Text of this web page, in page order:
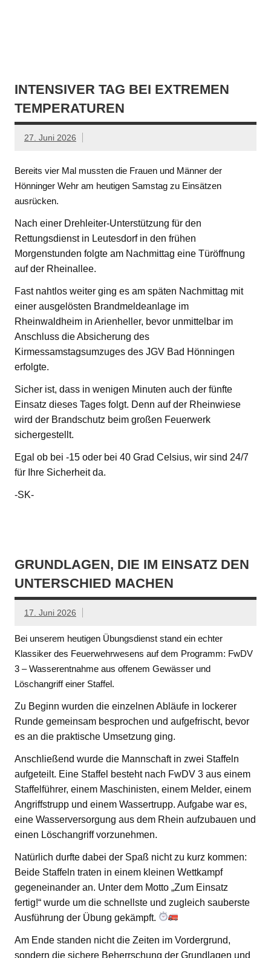
INTENSIVER TAG BEI EXTREMEN
TEMPERATUREN
27. Juni 2026
Bereits vier Mal mussten die Frauen und Männer der
Hönninger Wehr am heutigen Samstag zu Einsätzen
ausrücken.
Nach einer Drehleiter-Unterstützung für den
Rettungsdienst in Leutesdorf in den frühen
Morgenstunden folgte am Nachmittag eine Türöffnung
auf der Rheinallee.
Fast nahtlos weiter ging es am späten Nachmittag mit
einer ausgelösten Brandmeldeanlage im
Rheinwaldheim in Arienheller, bevor unmittelbar im
Anschluss die Absicherung des
Kirmessamstagsumzuges des JGV Bad Hönningen
erfolgte.
Sicher ist, dass in wenigen Minuten auch der fünfte
Einsatz dieses Tages folgt. Denn auf der Rheinwiese
wird der Brandschutz beim großen Feuerwerk
sichergestellt.
Egal ob bei -15 oder bei 40 Grad Celsius, wir sind 24/7
für Ihre Sicherheit da.
-SK-
GRUNDLAGEN, DIE IM EINSATZ DEN
UNTERSCHIED MACHEN
17. Juni 2026
Bei unserem heutigen Übungsdienst stand ein echter
Klassiker des Feuerwehrwesens auf dem Programm: FwDV
3 – Wasserentnahme aus offenem Gewässer und
Löschangriff einer Staffel.
Zu Beginn wurden die einzelnen Abläufe in lockerer
Runde gemeinsam besprochen und aufgefrischt, bevor
es an die praktische Umsetzung ging.
Anschließend wurde die Mannschaft in zwei Staffeln
aufgeteilt. Eine Staffel besteht nach FwDV 3 aus einem
Staffelführer, einem Maschinisten, einem Melder, einem
Angriffstrupp und einem Wassertrupp. Aufgabe war es,
eine Wasserversorgung aus dem Rhein aufzubauen und
einen Löschangriff vorzunehmen.
Natürlich durfte dabei der Spaß nicht zu kurz kommen:
Beide Staffeln traten in einem kleinen Wettkampf
gegeneinander an. Unter dem Motto „Zum Einsatz
fertig!“ wurde um die schnellste und zugleich sauberste
Ausführung der Übung gekämpft.
Am Ende standen nicht die Zeiten im Vordergrund,
sondern die sichere Beherrschung der Grundlagen und